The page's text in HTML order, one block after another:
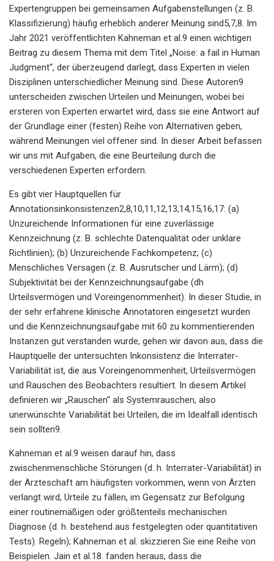
Expertengruppen bei gemeinsamen Aufgabenstellungen (z. B.
Klassifizierung) häufig erheblich anderer Meinung sind5,7,8. Im
Jahr 2021 veröffentlichten Kahneman et al.9 einen wichtigen
Beitrag zu diesem Thema mit dem Titel „Noise: a fail in Human
Judgment“, der überzeugend darlegt, dass Experten in vielen
Disziplinen unterschiedlicher Meinung sind. Diese Autoren9
unterscheiden zwischen Urteilen und Meinungen, wobei bei
ersteren von Experten erwartet wird, dass sie eine Antwort auf
der Grundlage einer (festen) Reihe von Alternativen geben,
während Meinungen viel offener sind. In dieser Arbeit befassen
wir uns mit Aufgaben, die eine Beurteilung durch die
verschiedenen Experten erfordern.
Es gibt vier Hauptquellen für
Annotationsinkonsistenzen2,8,10,11,12,13,14,15,16,17: (a)
Unzureichende Informationen für eine zuverlässige
Kennzeichnung (z. B. schlechte Datenqualität oder unklare
Richtlinien); (b) Unzureichende Fachkompetenz; (c)
Menschliches Versagen (z. B. Ausrutscher und Lärm); (d)
Subjektivität bei der Kennzeichnungsaufgabe (dh
Urteilsvermögen und Voreingenommenheit). In dieser Studie, in
der sehr erfahrene klinische Annotatoren eingesetzt wurden
und die Kennzeichnungsaufgabe mit 60 zu kommentierenden
Instanzen gut verstanden wurde, gehen wir davon aus, dass die
Hauptquelle der untersuchten Inkonsistenz die Interrater-
Variabilität ist, die aus Voreingenommenheit, Urteilsvermögen
und Rauschen des Beobachters resultiert. In diesem Artikel
definieren wir „Rauschen“ als Systemrauschen, also
unerwünschte Variabilität bei Urteilen, die im Idealfall identisch
sein sollten9.
Kahneman et al.9 weisen darauf hin, dass
zwischenmenschliche Störungen (d. h. Interrater-Variabilität) in
der Ärzteschaft am häufigsten vorkommen, wenn von Ärzten
verlangt wird, Urteile zu fällen, im Gegensatz zur Befolgung
einer routinemäßigen oder größtenteils mechanischen
Diagnose (d. h. bestehend aus festgelegten oder quantitativen
Tests). Regeln); Kahneman et al. skizzieren Sie eine Reihe von
Beispielen. Jain et al.18. fanden heraus, dass die